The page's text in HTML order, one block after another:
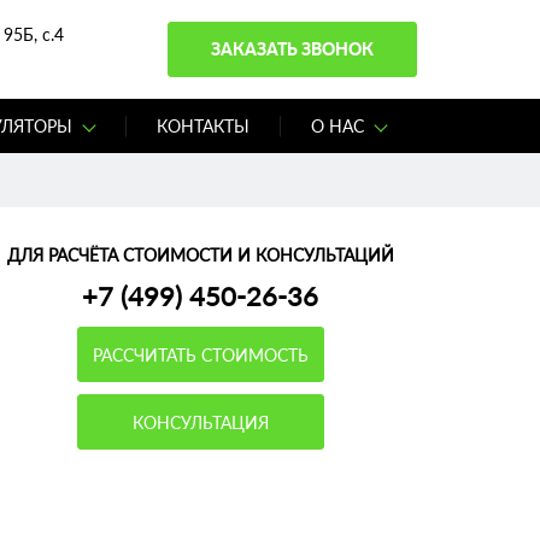
с.4
ЗАКАЗАТЬ ЗВОНОК
КОНТАКТЫ О НАС
ДЛЯ РАСЧЁТА СТОИМОСТИ И КОНСУЛЬТАЦИЙ
+7 (499) 450-26-36
РАССЧИТАТЬ СТОИМОСТЬ
КОНСУЛЬТАЦИЯ